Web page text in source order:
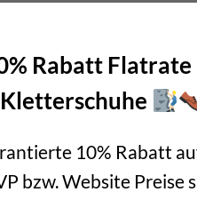
Rabatt Flatrate
Kletterschuhe
10% Rabatt
bzw. Website Preise